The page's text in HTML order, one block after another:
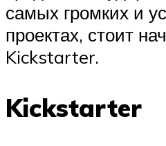
самых громких и
проектах, стоит
Kickstarter.
Kickstarter